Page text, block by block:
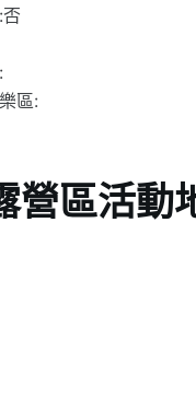
區:
營區活動